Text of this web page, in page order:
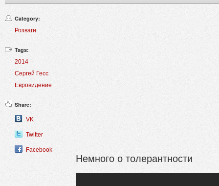
Category:
Розваги
Tags:
2014
Сергей Гесс
Евровидение
Share:
VK
Twitter
Facebook
Немного о толерантности